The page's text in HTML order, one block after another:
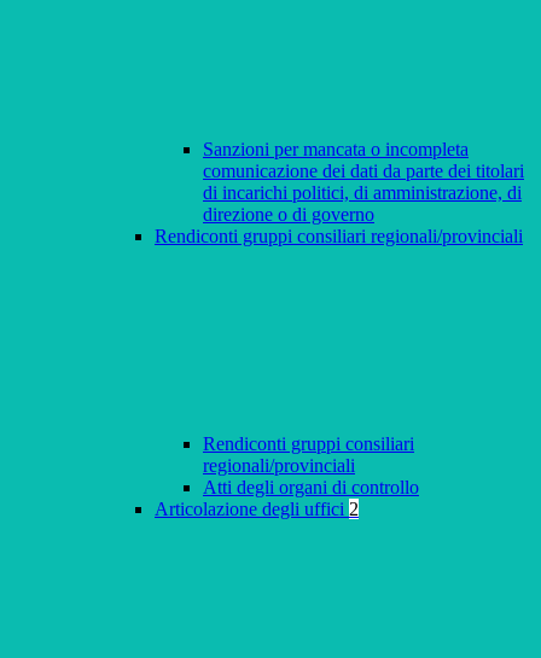
Sanzioni per mancata o incompleta
comunicazione dei dati da parte dei titolari
di incarichi politici, di amministrazione, di
direzione o di governo
Rendiconti gruppi consiliari regionali/provinciali
Rendiconti gruppi consiliari
regionali/provinciali
Atti degli organi di controllo
Articolazione degli uffici 2